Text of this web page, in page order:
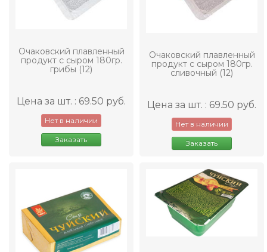
Очаковский плавленный
продукт с сыром 180гр.
грибы (12)
Цена за шт. : 69.50 руб.
Нет в наличии
Заказать
Очаковский плавленный
продукт с сыром 180гр.
сливочный (12)
Цена за шт. : 69.50 руб.
Нет в наличии
Заказать